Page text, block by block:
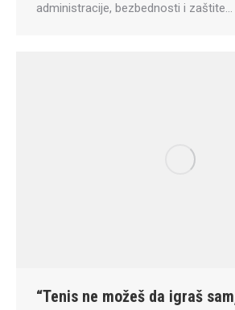
administracije, bezbednosti i zaštite…
“Tenis ne možeš da igraš